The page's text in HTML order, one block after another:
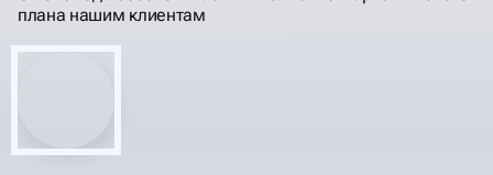
плана нашим клиентам